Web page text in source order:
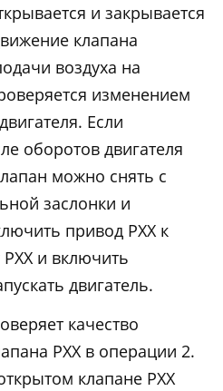
и закрывается
клапана
воздуха на
изменением
Если
оборотов двигателя
можно снять с
заслонки и
привод РХХ к
РХХ и включить
двигатель.
качество
РХХ в операции 2.
клапане РХХ